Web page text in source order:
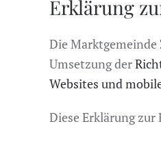
Erklärung
Die
Umsetzung der
Websites und
Diese Erklärung